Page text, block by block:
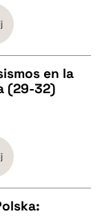
en la
(29-32)